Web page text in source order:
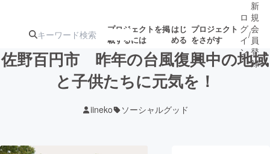
プロジェクトを掲
載するには
はじ
める
プロジェクト
をさがす
ジェクト
ロジェクト
ロ
グ
イ
ン
/
新
規
会
員
登
録
佐野百円市 昨年の台風復興中の地域
と子供たちに元気を！
iineko ソーシャルグッド